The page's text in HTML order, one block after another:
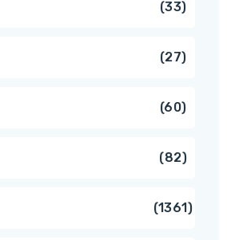
3333
2727
6060
8282
13611361